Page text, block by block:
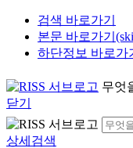
검색 바로가기
본문 바로가기
하단정보 바로가
무엇
닫기
상세검색